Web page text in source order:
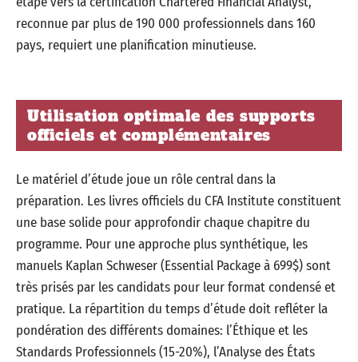
reconnue par plus de 190 000 professionnels dans 160
pays, requiert une planification minutieuse.
Utilisation optimale des supports
officiels et complémentaires
Le matériel d’étude joue un rôle central dans la
préparation. Les livres officiels du CFA Institute constituent
une base solide pour approfondir chaque chapitre du
programme. Pour une approche plus synthétique, les
manuels Kaplan Schweser (Essential Package à 699$) sont
très prisés par les candidats pour leur format condensé et
pratique. La répartition du temps d’étude doit refléter la
pondération des différents domaines: l’Éthique et les
Standards Professionnels (15-20%), l’Analyse des États